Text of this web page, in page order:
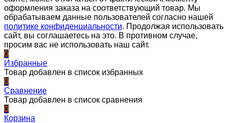
оформления заказа на соответствующий товар. Мы
обрабатываем данные пользователей согласно нашей
политике конфиденциальности. Продолжая использовать
сайт, вы соглашаетесь на это. В противном случае,
просим вас не использовать наш сайт.
0
Избранные
Товар добавлен в список избранных
0
Сравнение
Товар добавлен в список сравнения
0
Корзина